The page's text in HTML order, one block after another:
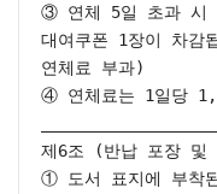
③ 연체 5일 초과 시
대여쿠폰 1장이 차감
연체료 부과)
④ 연체료는 1일당
제6조 (반납 포장 및
① 도서 표지에 부착